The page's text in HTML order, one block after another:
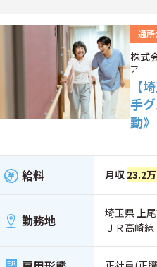
通所
株式
ア
【
手
勤》
給料 月収 23.2
勤務地
埼玉県 上
ＪＲ高崎